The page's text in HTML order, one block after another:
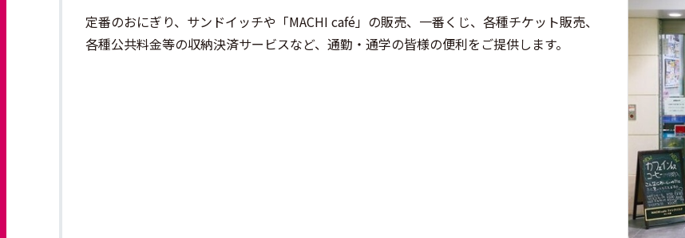
定番のおにぎり、サンドイッチや「MACHI café」の販売、一番くじ、各種チケット販売、
各種公共料金等の収納決済サービスなど、通勤・通学の皆様の便利をご提供します。